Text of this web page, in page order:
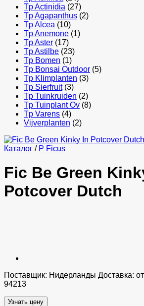
Tp Actinidia (27)
Tp Agapanthus (2)
Tp Alcea (10)
Tp Anemone (1)
Tp Aster (17)
Tp Astilbe (23)
Tp Bomen (1)
Tp Bonsai Outdoor (5)
Tp Klimplanten (3)
Tp Sierfruit (3)
Tp Tuinkruiden (2)
Tp Tuinplant Ov (8)
Tp Varens (4)
Vijverplanten (2)
Каталог / P Ficus
Fic Be Green
Potcover Dutch
Поставщик: Нидерланды Доставка:
94213
Узнать цену